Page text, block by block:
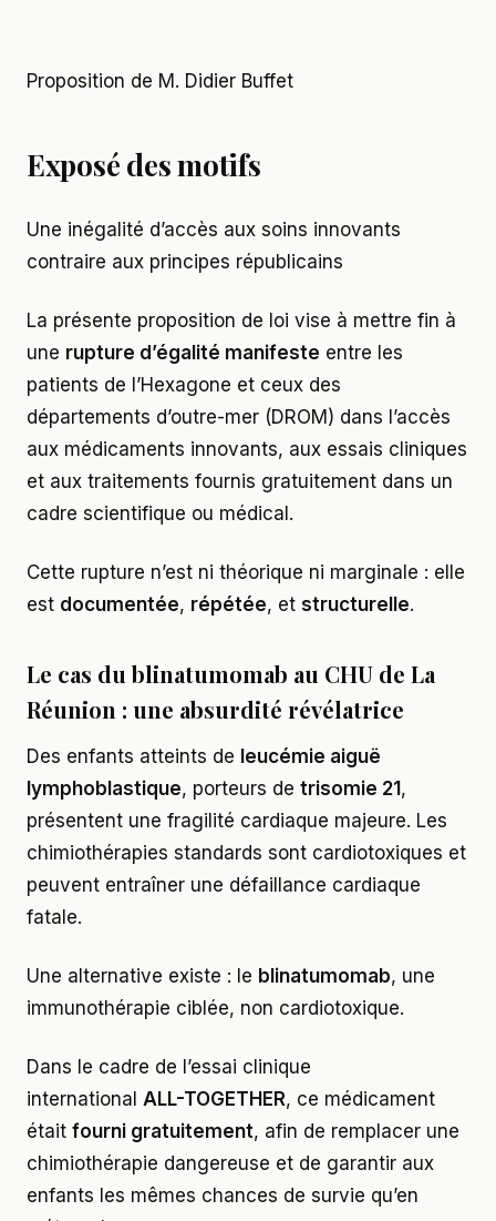
Proposition de M. Didier Buffet
Exposé des motifs
Une inégalité d’accès aux soins innovants
contraire aux principes républicains
La présente proposition de loi vise à mettre fin à
une rupture d’égalité manifeste entre les
patients de l’Hexagone et ceux des
départements d’outre-mer (DROM) dans l’accès
aux médicaments innovants, aux essais cliniques
et aux traitements fournis gratuitement dans un
cadre scientifique ou médical.
Cette rupture n’est ni théorique ni marginale : elle
est documentée, répétée, et structurelle.
Le cas du blinatumomab au CHU de La
Réunion : une absurdité révélatrice
Des enfants atteints de leucémie aiguë
lymphoblastique, porteurs de trisomie 21 ,
présentent une fragilité cardiaque majeure. Les
chimiothérapies standards sont cardiotoxiques et
peuvent entraîner une défaillance cardiaque
fatale.
Une alternative existe : le blinatumomab, une
immunothérapie ciblée, non cardiotoxique.
Dans le cadre de l’essai clinique
international ALL-TOGETHER, ce médicament
était fourni gratuitement, afin de remplacer une
chimiothérapie dangereuse et de garantir aux
enfants les mêmes chances de survie qu’en